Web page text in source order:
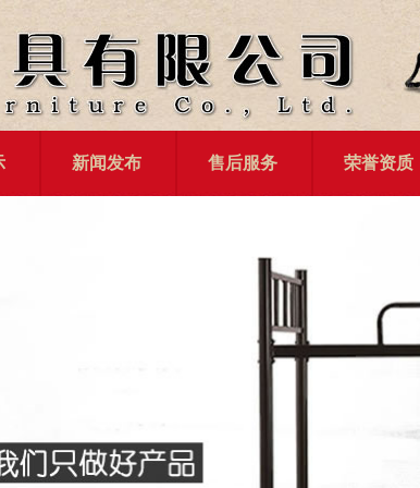
新闻发布 售后服务 荣誉资质